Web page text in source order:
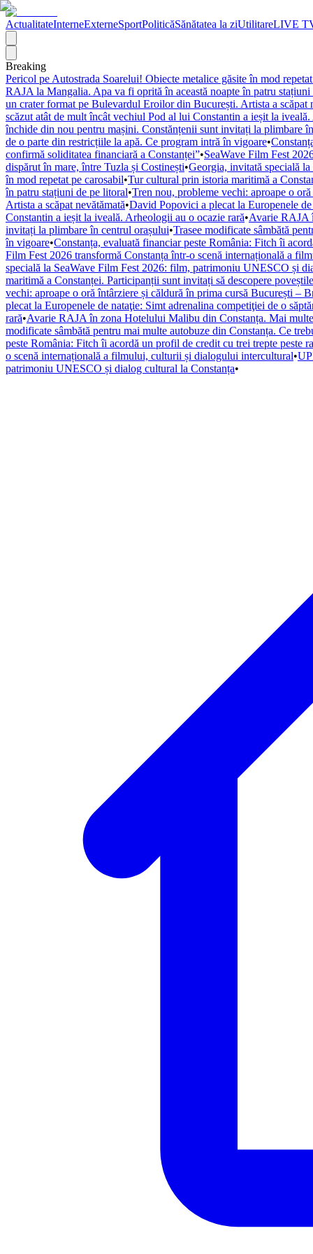
ActualitateInterneExterneSportPoliticăSănătatea la ziUtilitareLIVE
Breaking
Pericol pe Autostrada Soarelui! Obiecte metalice găsite în mod
RAJA la Mangalia. Apa va fi oprită în această noapte în patru stațiuni
un crater format pe Bulevardul Eroilor din București. Artista a scăpat
scăzut atât de mult încât vechiul Pod al lui Constantin a ieșit la
închide din nou pentru mașini. Constănțenii sunt invitați la plimbare
de o parte din restricțiile la apă. Ce program intră în vigoare•
confirmă soliditatea financiară a Constanței”•SeaWave Film Fest
dispărut în mare, între Tuzla și Costinești•Georgia, invitată specială
în mod repetat pe carosabil•Tur cultural prin istoria maritimă a
în patru stațiuni de pe litoral•Tren nou, probleme vechi: aproape o
Artista a scăpat nevătămată•David Popovici a plecat la Europenele
Constantin a ieșit la iveală. Arheologii au o ocazie rară•Avarie RAJA
invitați la plimbare în centrul orașului•Trasee modificate sâmbătă
în vigoare•Constanța, evaluată financiar peste România: Fitch îi
Film Fest 2026 transformă Constanța într-o scenă internațională a
specială la SeaWave Film Fest 2026: film, patrimoniu UNESCO și
maritimă a Constanței. Participanții sunt invitați să descopere
vechi: aproape o oră întârziere și căldură în prima cursă București –
plecat la Europenele de nataţie: Simt adrenalina competiţiei de o
rară•Avarie RAJA în zona Hotelului Malibu din Constanța. Mai
modificate sâmbătă pentru mai multe autobuze din Constanța. Ce
peste România: Fitch îi acordă un profil de credit cu trei trepte
o scenă internațională a filmului, culturii și dialogului intercultural•
patrimoniu UNESCO și dialog cultural la Constanța•